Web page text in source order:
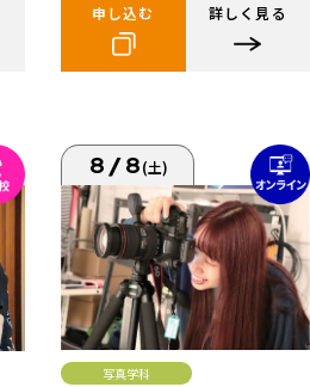
申し込む 詳しく見る
8/8(土)
写真学科